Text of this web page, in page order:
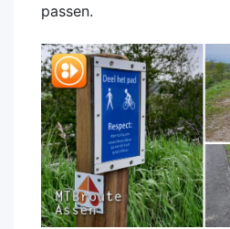
passen.